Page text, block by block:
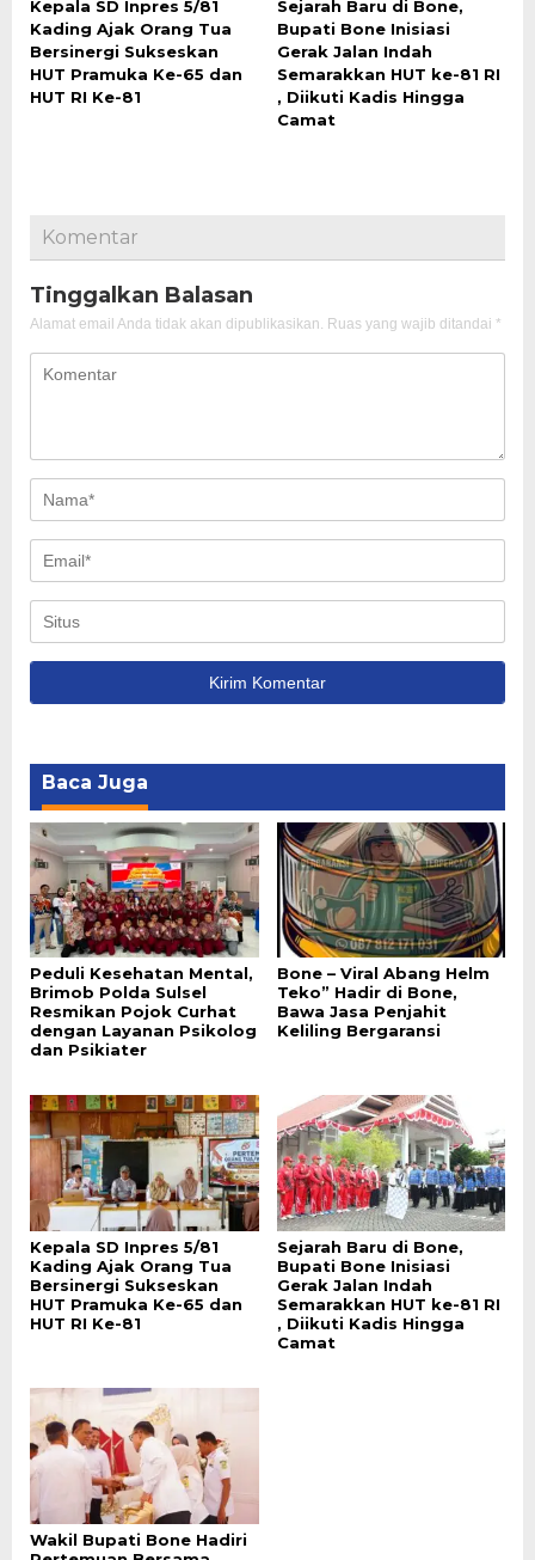
Kepala SD Inpres 5/81
Kading Ajak Orang Tua
Bersinergi Sukseskan
HUT Pramuka Ke-65 dan
HUT RI Ke-81
Sejarah Baru di Bone,
Bupati Bone Inisiasi
Gerak Jalan Indah
Semarakkan HUT ke-81 RI
, Diikuti Kadis Hingga
Camat
Komentar
Tinggalkan Balasan
Alamat email Anda tidak akan dipublikasikan. Ruas yang wajib ditandai *
Baca Juga
Peduli Kesehatan Mental,
Brimob Polda Sulsel
Resmikan Pojok Curhat
dengan Layanan Psikolog
dan Psikiater
Bone – Viral Abang Helm
Teko” Hadir di Bone,
Bawa Jasa Penjahit
Keliling Bergaransi
Kepala SD Inpres 5/81
Kading Ajak Orang Tua
Bersinergi Sukseskan
HUT Pramuka Ke-65 dan
HUT RI Ke-81
Sejarah Baru di Bone,
Bupati Bone Inisiasi
Gerak Jalan Indah
Semarakkan HUT ke-81 RI
, Diikuti Kadis Hingga
Camat
Wakil Bupati Bone Hadiri